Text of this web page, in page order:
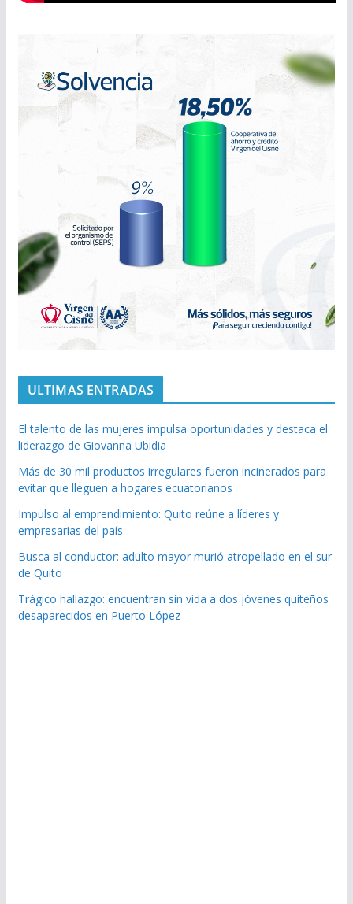
ULTIMAS ENTRADAS
El talento de las mujeres impulsa oportunidades y destaca el
liderazgo de Giovanna Ubidia
Más de 30 mil productos irregulares fueron incinerados para
evitar que lleguen a hogares ecuatorianos
Impulso al emprendimiento: Quito reúne a líderes y
empresarias del país
Busca al conductor: adulto mayor murió atropellado en el sur
de Quito
Trágico hallazgo: encuentran sin vida a dos jóvenes quiteños
desaparecidos en Puerto López